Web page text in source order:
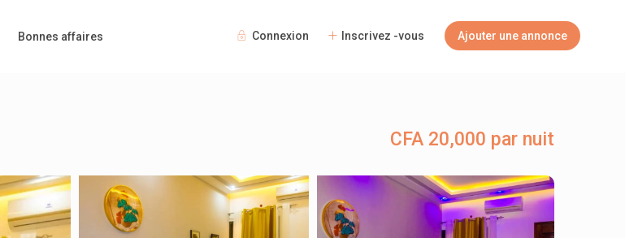
Connexion Inscrivez -vous Ajouter une annonce
Bonnes affaires
CFA 20,000 par nuit